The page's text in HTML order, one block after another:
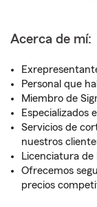
Acerca de mí:
Personal que
Miembro de
Especializados
Servicios de
nuestros
Licenciatura
Ofrecemos
precios